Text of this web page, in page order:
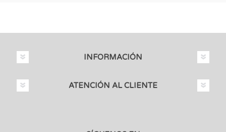
INFORMACIÓN
ATENCIÓN AL CLIENTE